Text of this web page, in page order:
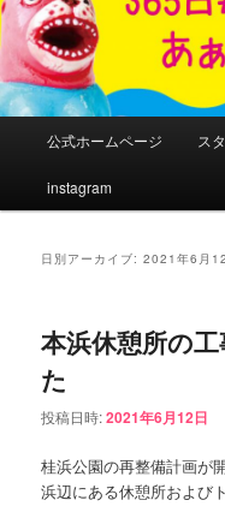
メ
メ
イ
ン
ツ
サ
ブ
テ
へ
公式ホームページ ス
instagram
日別アーカイブ:2021年6月
本浜休憩所の
た
投稿日時:2021年6月12日
桂浜公園の再整備計画が
浜辺にある休憩所および